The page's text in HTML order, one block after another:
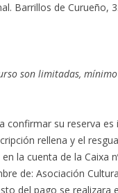
Barrillos de Curueño,
son limitadas,
confirmar su reserva es
rellena y el
la cuenta de la Caixa
de: Asociación
del pago se realizara